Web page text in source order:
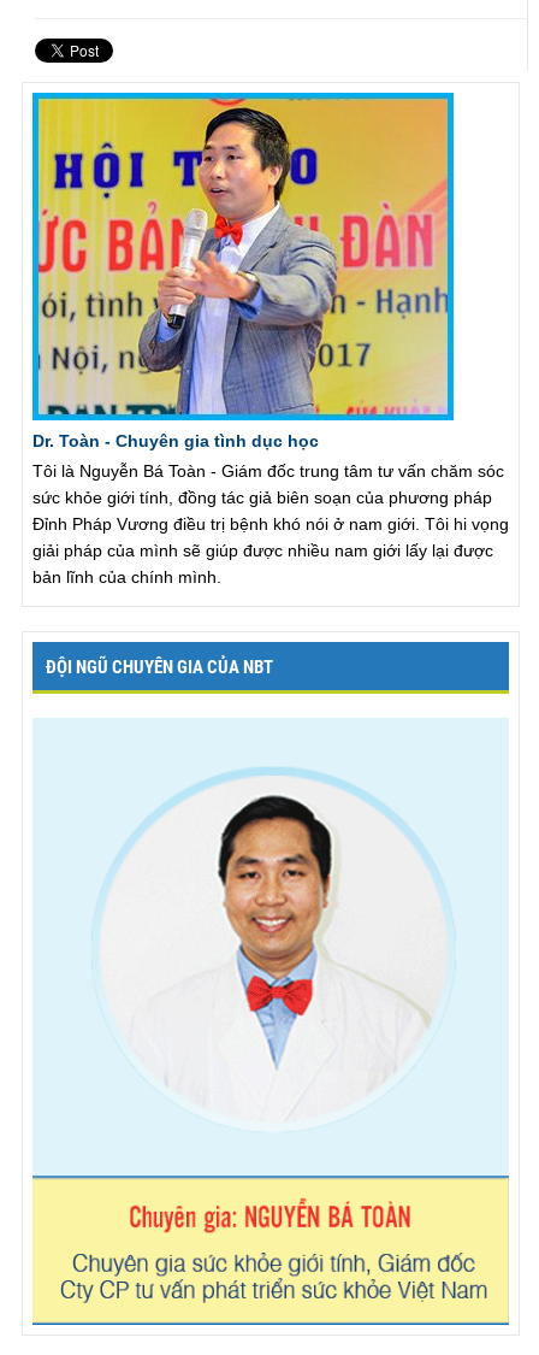
Dr. Toàn - Chuyên gia tình dục học
Tôi là Nguyễn Bá Toàn - Giám đốc trung tâm tư vấn chăm sóc
sức khỏe giới tính, đồng tác giả biên soạn của phương pháp
Đỉnh Pháp Vương điều trị bệnh khó nói ở nam giới. Tôi hi vọng
giải pháp của mình sẽ giúp được nhiều nam giới lấy lại được
bản lĩnh của chính mình.
ĐỘI NGŨ CHUYÊN GIA CỦA NBT